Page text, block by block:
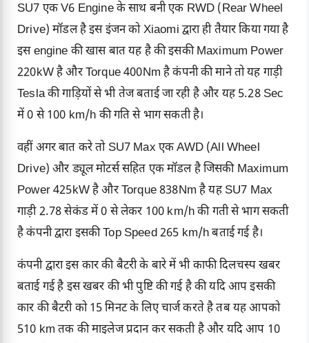
SU7 एक V6 Engine के साथ बनी एक RWD (Rear Wheel
Drive) मॉडल है इस इंजन को Xiaomi द्वारा ही तैयार किया गया है
इस engine की खास बात यह है की इसकी Maximum Power
220kW है और Torque 400Nm है कंपनी की माने तो यह गाड़ी
Tesla की गाड़ियों से भी तेज बताई जा रही है और यह 5.28 Sec
में 0 से 100 km/h की गति से भाग सकती है।
वहीं अगर बात करे तो SU7 Max एक AWD (All Wheel
Drive) और ड्यूल मोटर्स सहित एक मॉडल है जिसकी Maximum
Power 425kW है और Torque 838Nm है यह SU7 Max
गाड़ी 2.78 सेकंड में 0 से लेकर 100 km/h की गती से भाग सकती
है कंपनी द्वारा इसकी Top Speed 265 km/h बताई गई है।
कंपनी द्वारा इस कार की बैटरी के बारे में भी काफी दिलचस्प खबर
बताई गई है इस खबर की भी पुष्टि की गई है की यदि आप इसकी
कार की बैटरी को 15 मिनट के लिए चार्ज करते है तब यह आपको
510 km तक की माइलेज प्रदान कर सकती है और यदि आप 10